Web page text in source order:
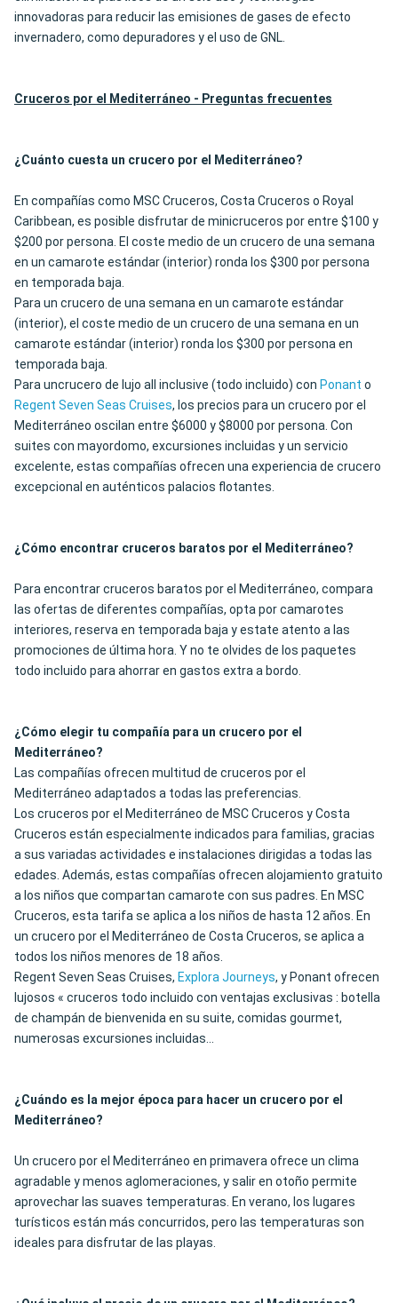
innovadoras para reducir las emisiones de gases de efecto
invernadero, como depuradores y el uso de GNL.
Cruceros por el Mediterráneo - Preguntas frecuentes
¿Cuánto cuesta un crucero por el Mediterráneo?
En compañías como MSC Cruceros, Costa Cruceros o Royal
Caribbean, es posible disfrutar de minicruceros por entre $100 y
$200 por persona. El coste medio de un crucero de una semana
en un camarote estándar (interior) ronda los $300 por persona
en temporada baja.
Para un crucero de una semana en un camarote estándar
(interior), el coste medio de un crucero de una semana en un
camarote estándar (interior) ronda los $300 por persona en
temporada baja.
Para uncrucero de lujo all inclusive (todo incluido) con Ponant o
Regent Seven Seas Cruises, los precios para un crucero por el
Mediterráneo oscilan entre $6000 y $8000 por persona. Con
suites con mayordomo, excursiones incluidas y un servicio
excelente, estas compañías ofrecen una experiencia de crucero
excepcional en auténticos palacios flotantes.
¿Cómo encontrar cruceros baratos por el Mediterráneo?
Para encontrar cruceros baratos por el Mediterráneo, compara
las ofertas de diferentes compañías, opta por camarotes
interiores, reserva en temporada baja y estate atento a las
promociones de última hora. Y no te olvides de los paquetes
todo incluido para ahorrar en gastos extra a bordo.
¿Cómo elegir tu compañía para un crucero por el
Mediterráneo?
Las compañías ofrecen multitud de cruceros por el
Mediterráneo adaptados a todas las preferencias.
Los cruceros por el Mediterráneo de MSC Cruceros y Costa
Cruceros están especialmente indicados para familias, gracias
a sus variadas actividades e instalaciones dirigidas a todas las
edades. Además, estas compañías ofrecen alojamiento gratuito
a los niños que compartan camarote con sus padres. En MSC
Cruceros, esta tarifa se aplica a los niños de hasta 12 años. En
un crucero por el Mediterráneo de Costa Cruceros, se aplica a
todos los niños menores de 18 años.
Regent Seven Seas Cruises, Explora Journeys, y Ponant ofrecen
lujosos « cruceros todo incluido con ventajas exclusivas : botella
de champán de bienvenida en su suite, comidas gourmet,
numerosas excursiones incluidas...
¿Cuándo es la mejor época para hacer un crucero por el
Mediterráneo?
Un crucero por el Mediterráneo en primavera ofrece un clima
agradable y menos aglomeraciones, y salir en otoño permite
aprovechar las suaves temperaturas. En verano, los lugares
turísticos están más concurridos, pero las temperaturas son
ideales para disfrutar de las playas.